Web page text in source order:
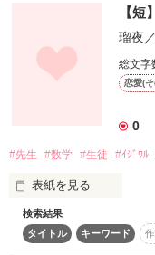
桜井秋絵（さくらい あ
香芝幸人（かしば ゆき
「ずっと一緒だよ」
【
瑠夜
総文字
恋愛(
0
#先生 #数学 #生徒 #ｲｼﾞﾜﾙ
表紙を見る
[第２段]
検索結果
タイトル
キーワード